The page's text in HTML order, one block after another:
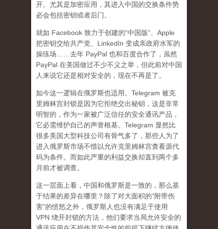
开。尤其是加密应用，其进入中国的交换条件势
必会包括密钥或者后门。
就如 Facebook 致力于创建的“中国版”、Apple
把密钥交给共产党、LinkedIn 变成亲政府水军的
操练场……去年 PayPal 也和百度合作了，虽然
PayPal 在美国做过不少不义之举，但此前对中国
人来说它还是相对安全的，现在不再是了。
如今这一逻辑在俄罗斯也适用。Telegram 被克
里姆林宫封锁是因为它拒绝交出秘钥，这是非常
明智的，作为一家被广泛信任的安全通讯产品，
它必需维护自己的声誉根基。Telegram 显然比
很多美国大型科技公司有骨气多了，那些人为了
进入俄罗斯市场不惜以允许克里姆林宫查看源代
码为条件。而如此严重的利益交换却直到两个多
月前才被调查。
这一层面上看，中国和俄罗斯是一致的，那么基
于结果的差异在哪里？除了对大面积的“附带伤
害”的愤怒之外，俄罗斯人也没有满足于使用
VPN 绕开封锁的方法，他们要求当局允许安全的